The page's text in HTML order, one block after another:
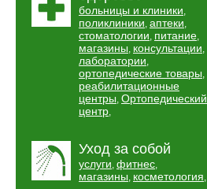
больницы и клиники,
поликлиники, аптеки,
стоматологии, питание,
магазины, консультации,
лаборатории,
ортопедические товары,
реабилитационные
центры, Ортопедический
центр,
Уход за собой
услуги, фитнес,
магазины, косметология,